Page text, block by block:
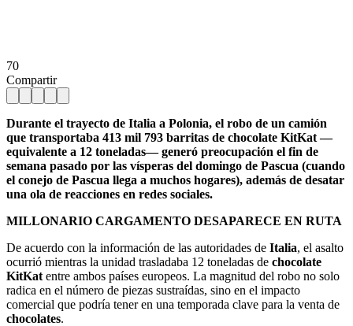
70
Compartir
Durante el trayecto de Italia a Polonia, el robo de un camión
que transportaba 413 mil 793 barritas de chocolate KitKat —
equivalente a 12 toneladas— generó preocupación el fin de
semana pasado por las vísperas del domingo de Pascua (cuando
el conejo de Pascua llega a muchos hogares), además de desatar
una ola de reacciones en redes sociales.
MILLONARIO CARGAMENTO DESAPARECE EN RUTA
De acuerdo con la información de las autoridades de Italia, el asalto
ocurrió mientras la unidad trasladaba 12 toneladas de chocolate
KitKat entre ambos países europeos. La magnitud del robo no solo
radica en el número de piezas sustraídas, sino en el impacto
comercial que podría tener en una temporada clave para la venta de
chocolates.